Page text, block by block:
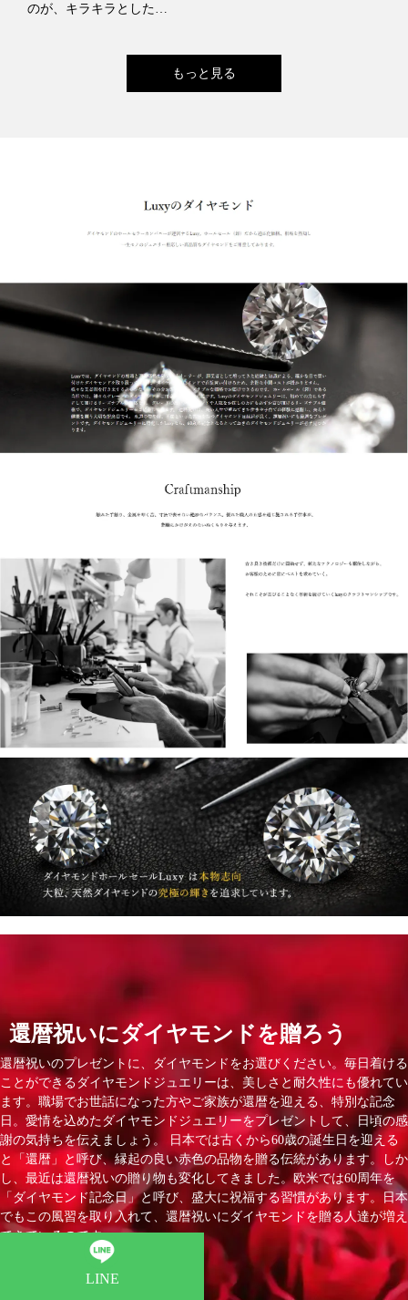
のが、キラキラとした…
もっと見る
還暦祝いにダイヤモンドを贈ろう
還暦祝いのプレゼントに、ダイヤモンドをお選びください。毎日着ける
ことができるダイヤモンドジュエリーは、美しさと耐久性にも優れてい
ます。職場でお世話になった方やご家族が還暦を迎える、特別な記念
日。愛情を込めたダイヤモンドジュエリーをプレゼントして、日頃の感
謝の気持ちを伝えましょう。 日本では古くから60歳の誕生日を迎える
と「還暦」と呼び、縁起の良い赤色の品物を贈る伝統があります。しか
し、最近は還暦祝いの贈り物も変化してきました。欧米では60周年を
「ダイヤモンド記念日」と呼び、盛大に祝福する習慣があります。日本
でもこの風習を取り入れて、還暦祝いにダイヤモンドを贈る人達が増え
てきているのです。
LINE